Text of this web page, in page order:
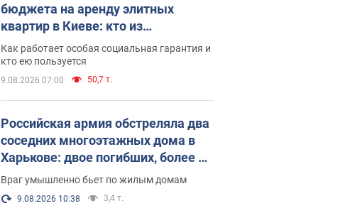
бюджета на аренду элитных
квартир в Киеве: кто из
парламентариев просил средства
и где поселился
Как работает особая социальная гарантия и
кто ею пользуется
9.08.2026 07:00 50,7 т.
Российская армия обстреляла два
соседних многоэтажных дома в
Харькове: двое погибших, более 20
пострадавших
Враг умышленно бьет по жилым домам
9.08.2026 10:38 3,4 т.